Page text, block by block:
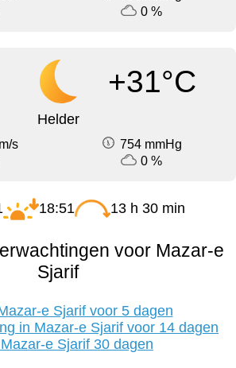
0 %
+31°C
Helder
s
754 mmHg
0 %
18:51 13 h 30 min
voor Mazar-e
Sjarif
e Sjarif voor 5 dagen
in Mazar-e Sjarif voor 14 dagen
e Sjarif 30 dagen